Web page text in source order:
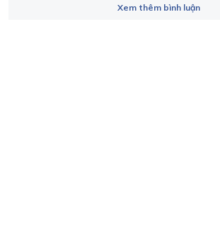
Xem thêm bình luận